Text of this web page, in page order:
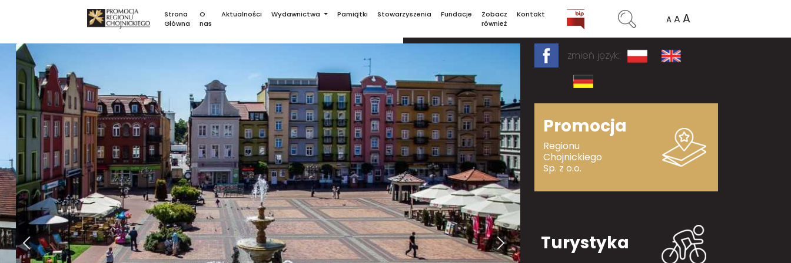
Strona
Główna
O
nas
Aktualności Wydawnictwa Pamiątki Stowarzyszenia Fundacje
Zobacz
również
Kontakt A A A
zmień język:
Promocja
Regionu
Chojnickiego
Sp. z o.o.
Turystyka